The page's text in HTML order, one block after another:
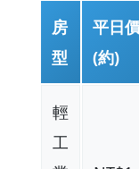
房
型
平日
(約)
輕
工